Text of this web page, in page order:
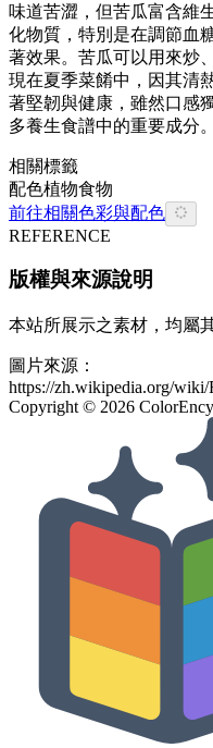
味道苦澀，但苦瓜富含維
化物質，特別是在調節血
著效果。苦瓜可以用來炒
現在夏季菜餚中，因其清
著堅韌與健康，雖然口感
多養生食譜中的重要成分。
相關標籤
配色植物食物
前往相關色彩與配色
REFERENCE
版權與來源說明
本站所展示之素材，均屬
圖片來源：
https://zh.wikipedia.org/
Copyright © 2026